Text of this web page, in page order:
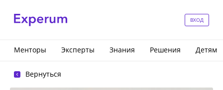
ВХОД
Менторы Эксперты Знания Решения Детям
Вернуться